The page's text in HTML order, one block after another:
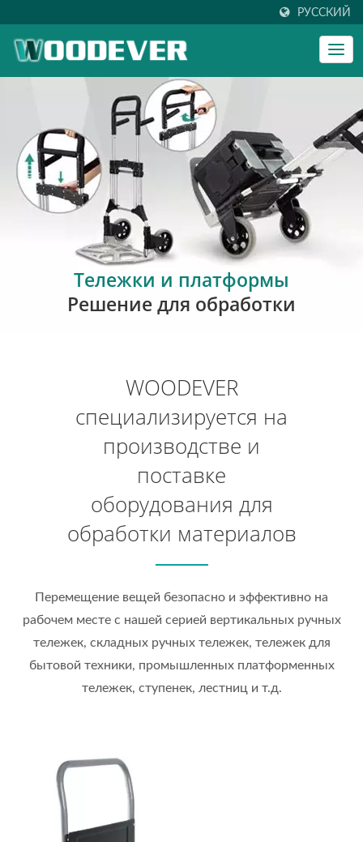
РУССКИЙ
Тележки и платформы
Решение для обработки
WOODEVER
специализируется на
производстве и
поставке
оборудования для
обработки материалов
Перемещение вещей безопасно и эффективно на
рабочем месте с нашей серией вертикальных ручных
тележек, складных ручных тележек, тележек для
бытовой техники, промышленных платформенных
тележек, ступенек, лестниц и т.д.